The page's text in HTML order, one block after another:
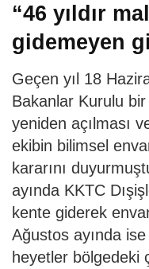
“46 yıldır
gidemeyen
Geçen yıl 18
Bakanlar Kurulu bir
yeniden açılması
ekibin bilimsel
kararını
ayında KKTC
kente giderek
Ağustos ayında
heyetler bölgedeki